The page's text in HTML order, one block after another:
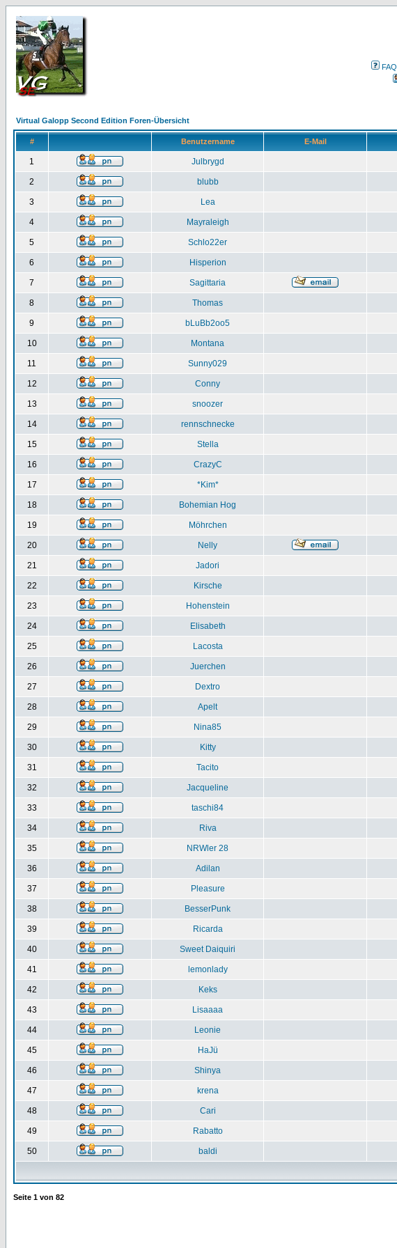
FAQ
Virtual Galopp Second Edition Foren-Übersicht
# Benutzername E-Mail
1 Julbrygd
2 blubb
3 Lea
4 Mayraleigh
5 Schlo22er
6 Hisperion
7 Sagittaria
8 Thomas
9 bLuBb2oo5
10 Montana
11 Sunny029
12 Conny
13 snoozer
14 rennschnecke
15 Stella
16 CrazyC
17 *Kim*
18 Bohemian Hog
19 Möhrchen
20 Nelly
21 Jadori
22 Kirsche
23 Hohenstein
24 Elisabeth
25 Lacosta
26 Juerchen
27 Dextro
28 Apelt
29 Nina85
30 Kitty
31 Tacito
32 Jacqueline
33 taschi84
34 Riva
35 NRWler 28
36 Adilan
37 Pleasure
38 BesserPunk
39 Ricarda
40 Sweet Daiquiri
41 lemonlady
42 Keks
43 Lisaaaa
44 Leonie
45 HaJü
46 Shinya
47 krena
48 Cari
49 Rabatto
50 baldi
Seite 1 von 82